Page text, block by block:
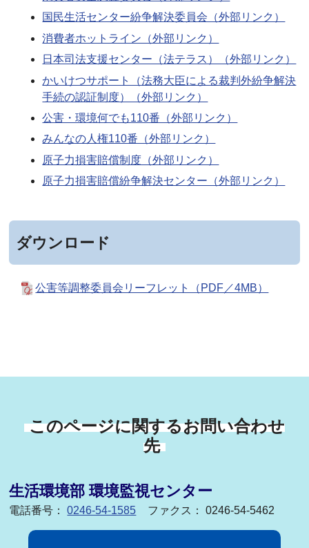
国民生活センター紛争解決委員会（外部リンク）
消費者ホットライン（外部リンク）
日本司法支援センター（法テラス）（外部リンク）
かいけつサポート（法務大臣による裁判外紛争解決
手続の認証制度）（外部リンク）
公害・環境何でも110番（外部リンク）
みんなの人権110番（外部リンク）
原子力損害賠償制度（外部リンク）
原子力損害賠償紛争解決センター（外部リンク）
ダウンロード
公害等調整委員会リーフレット（PDF／4MB）
このページに関するお問い合わせ
先
生活環境部 環境監視センター
電話番号：0246-54-1585 ファクス： 0246-54-5462